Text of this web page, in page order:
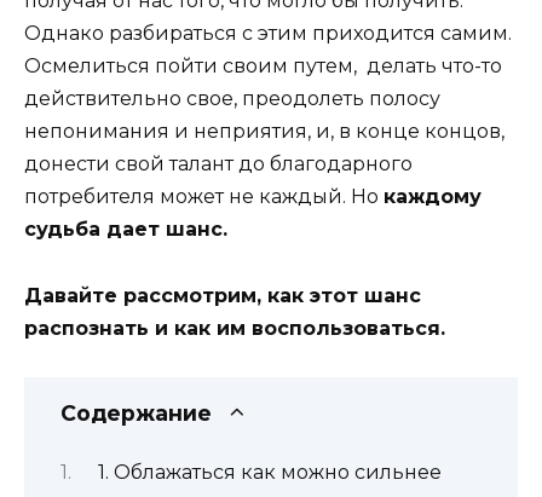
Однако разбираться с этим приходится самим.
Осмелиться пойти своим путем, делать что-то
действительно свое, преодолеть полосу
непонимания и неприятия, и, в конце концов,
донести свой талант до благодарного
потребителя может не каждый. Но каждому
судьба дает шанс.
Давайте рассмотрим, как этот шанс
распознать и как им воспользоваться.
Содержание
1. Облажаться как можно сильнее